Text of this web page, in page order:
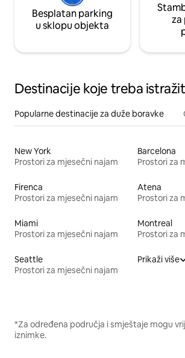
Besplatan parking
u sklopu objekta
za
Destinacije koje treba
Popularne destinacije za duže boravke
New York
Prostori za mjesečni najam
Barcelona
Prostori za
Firenca
Prostori za mjesečni najam
Atena
Prostori za
Miami
Prostori za mjesečni najam
Montreal
Prostori za
Seattle
Prostori za mjesečni najam
Prikaži više
*Za određena područja i smještaje mogu
iznimke.